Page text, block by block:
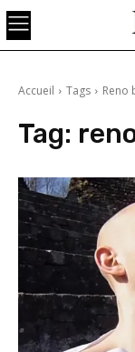
Accueil Tags Reno
Tag: